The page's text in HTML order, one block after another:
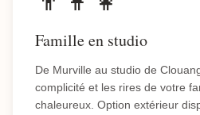
Famille en studio
De Murville au studio de
complicité et les rires de votre
chaleureux. Option extérieur